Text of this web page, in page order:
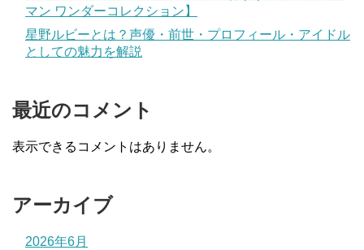
マン ワンダーコレクション】
星野ルビーとは？声優・前世・プロフィール・アイドル
としての魅力を解説
最近のコメント
表示できるコメントはありません。
アーカイブ
2026年6月